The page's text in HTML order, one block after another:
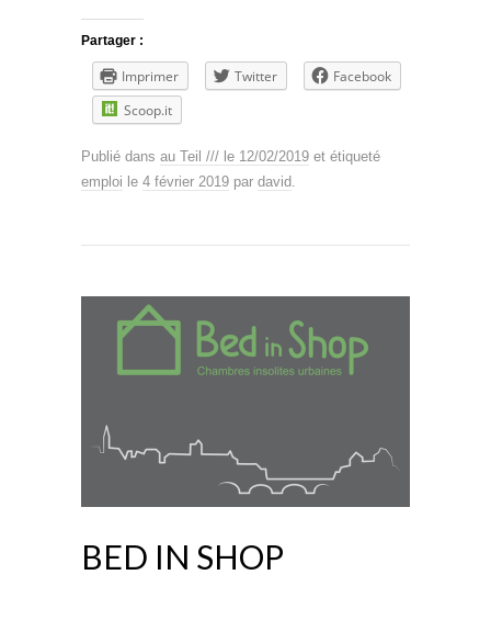
Partager :
Imprimer Twitter
Facebook
Scoop.it
Publié dans au Teil /// le 12/02/2019 et étiqueté
emploi le 4 février 2019 par david
BED IN SHOP